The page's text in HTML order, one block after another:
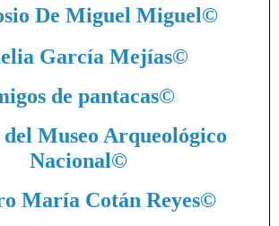
De Miguel Miguel©
García Mejías©
de pantacas©
Museo Arqueológico
Nacional©
María Cotán Reyes©